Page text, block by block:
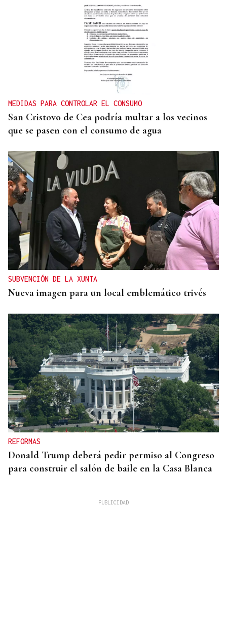
Un tribunal de Estados Unidos multa a Meta con
567 millones de dólares por perjudicar la salud
MEDIDAS PARA CONTROLAR EL CONSUMO
San Cristovo de Cea podría multar a los vecinos
que se pasen con el consumo de agua
SUBVENCIÓN DE LA XUNTA
Nueva imagen para un local emblemático trivés
REFORMAS
Donald Trump deberá pedir permiso al Congreso
para construir el salón de baile en la Casa Blanca